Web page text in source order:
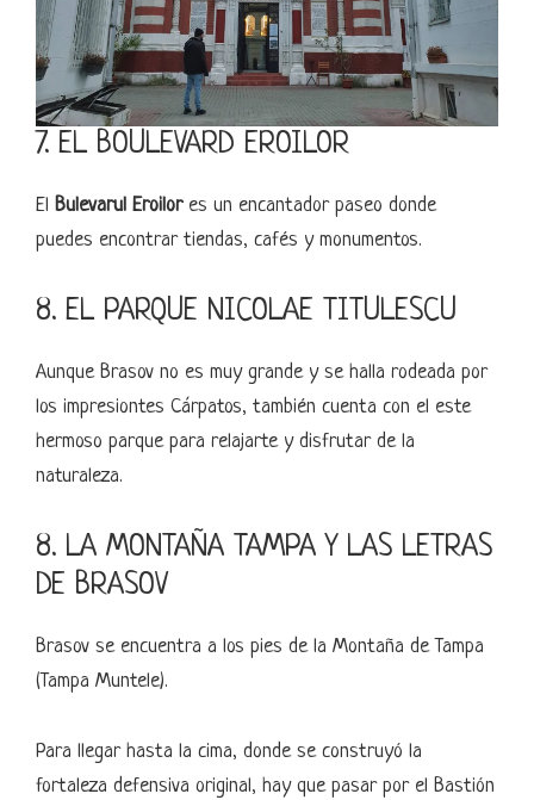
7. EL BOULEVARD EROILOR
El Bulevarul Eroilores un encantador paseo donde
puedes encontrar tiendas, cafés y monumentos.
8. EL PARQUE NICOLAE TITULESCU
Aunque Brasov no es muy grande y se halla rodeada por
los impresiontes Cárpatos, también cuenta con el este
hermoso parque para relajarte y disfrutar de la
naturaleza.
8. LA MONTAÑA TAMPA Y LAS LETRAS
DE BRASOV
Brasov se encuentra a los pies de la Montaña de Tampa
(Tampa Muntele).
Para llegar hasta la cima, donde se construyó la
fortaleza defensiva original, hay que pasar por el Bastión